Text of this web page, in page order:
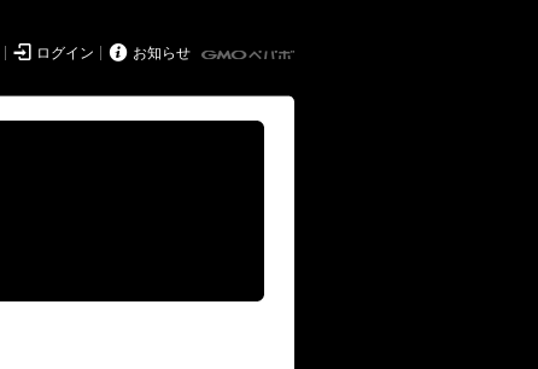
 ログイン  お知らせ